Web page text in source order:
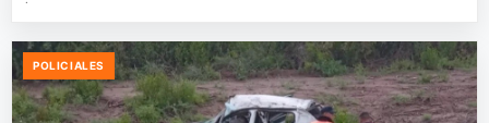
POLICIALES